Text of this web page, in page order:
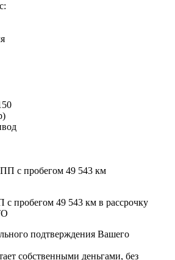
пробегом 49 543 км в рассрочку
подтверждения Вашего
собственными деньгами, без